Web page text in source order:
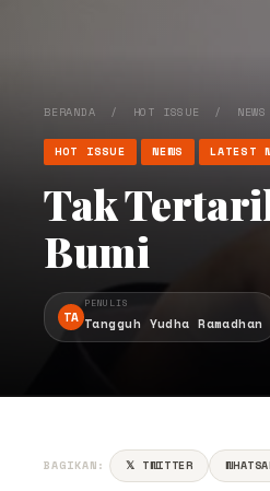
BERANDA / HOT ISSUE / NEWS
HOT ISSUE NEWS LATEST
Tak
Bumi
TA
PENULIS
Tangguh Yudha Ramadhan
BAGIKAN: 𝕏 TWITTER